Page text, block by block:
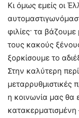
Kι όμως εμείς οι
φιλίες· τα
τους κακούς
ξορκίσουμε το
Στην καλύτερη
μεταρρυθμιστικές
η κοινωνία μας θα